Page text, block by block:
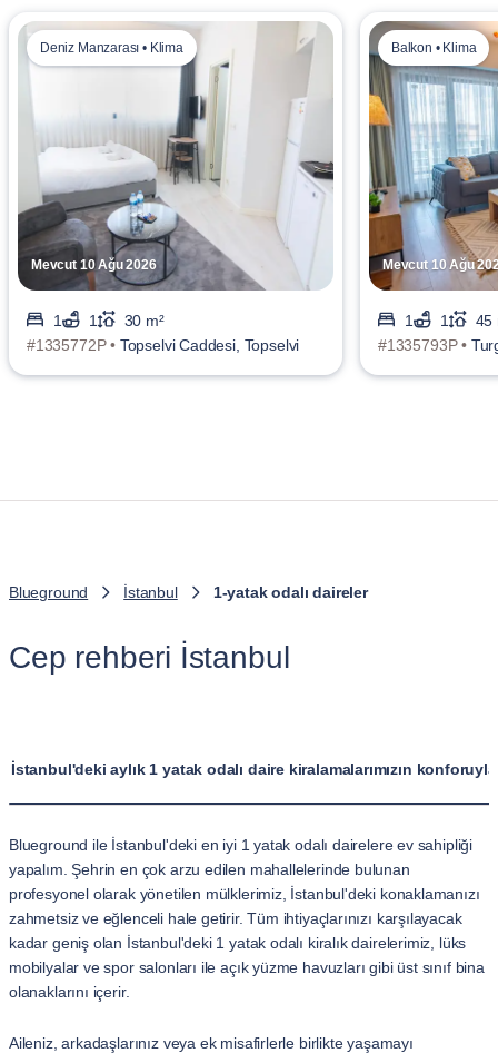
Mevcut 10 Ağu 2026
Deniz Manzarası • Klima
1 1
30 m²
#1335772P • Topselvi Caddesi, Topselvi
Mevcut 10 Ağu
Balkon • Klima
1 1
45
#1335793P •
Blueground İstanbul 1-yatak odalı daireler
Cep rehberi İstanbul
İstanbul'deki aylık 1 yatak odalı daire kiralamalarımızın
Blueground ile İstanbul'deki en iyi 1 yatak odalı dairelere ev sahipliği
yapalım. Şehrin en çok arzu edilen mahallelerinde bulunan
profesyonel olarak yönetilen mülklerimiz, İstanbul'deki konaklamanızı
zahmetsiz ve eğlenceli hale getirir. Tüm ihtiyaçlarınızı karşılayacak
kadar geniş olan İstanbul'deki 1 yatak odalı kiralık dairelerimiz, lüks
mobilyalar ve spor salonları ile açık yüzme havuzları gibi üst sınıf bina
olanaklarını içerir.
Aileniz, arkadaşlarınız veya ek misafirlerle birlikte yaşamayı